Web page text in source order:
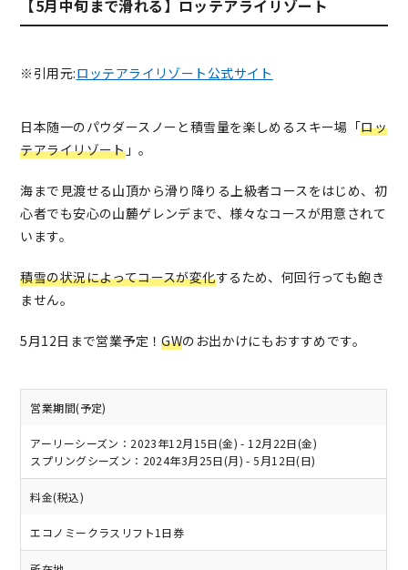
【5月中旬まで滑れる】ロッテアライリゾート
※引用元:ロッテアライリゾート公式サイト
日本随一のパウダースノーと積雪量を楽しめるスキー場「ロッ
テアライリゾート」。
海まで見渡せる山頂から滑り降りる上級者コースをはじめ、初
心者でも安心の山麓ゲレンデまで、様々なコースが用意されて
います。
積雪の状況によってコースが変化するため、何回行っても飽き
ません。
5月12日まで営業予定！GWのお出かけにもおすすめです。
営業期間(予定)
アーリーシーズン：2023年12月15日(金) - 12月22日(金)
スプリングシーズン：2024年3月25日(月) - 5月12日(日)
料金(税込)
エコノミークラスリフト1日券